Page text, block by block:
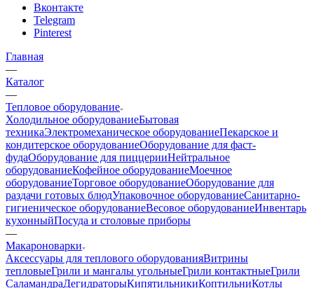
Вконтакте
Telegram
Pinterest
Главная
—
Каталог
—
Тепловое оборудование
Холодильное оборудованиеБытовая
техникаЭлектромеханическое оборудованиеПекарское и
кондитерское оборудованиеОборудование для фаст-
фудаОборудование для пиццерииНейтральное
оборудованиеКофейное оборудованиеМоечное
оборудованиеТорговое оборудованиеОборудование для
раздачи готовых блюдУпаковочное оборудованиеСанитарно-
гигиеническое оборудованиеВесовое оборудованиеИнвентарь
кухонныйПосуда и столовые приборы
—
Макароноварки
Аксессуары для теплового оборудованияВитрины
тепловыеГрили и мангалы угольныеГрили контактныеГрили
СаламандраДегидраторыКипятильникиКоптильниКотлы